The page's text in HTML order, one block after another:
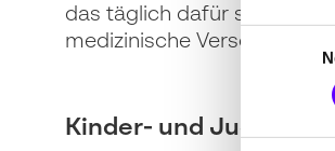
Consent
das täglich dafür sorgt,
medizinische Versorgung
Kinder- und